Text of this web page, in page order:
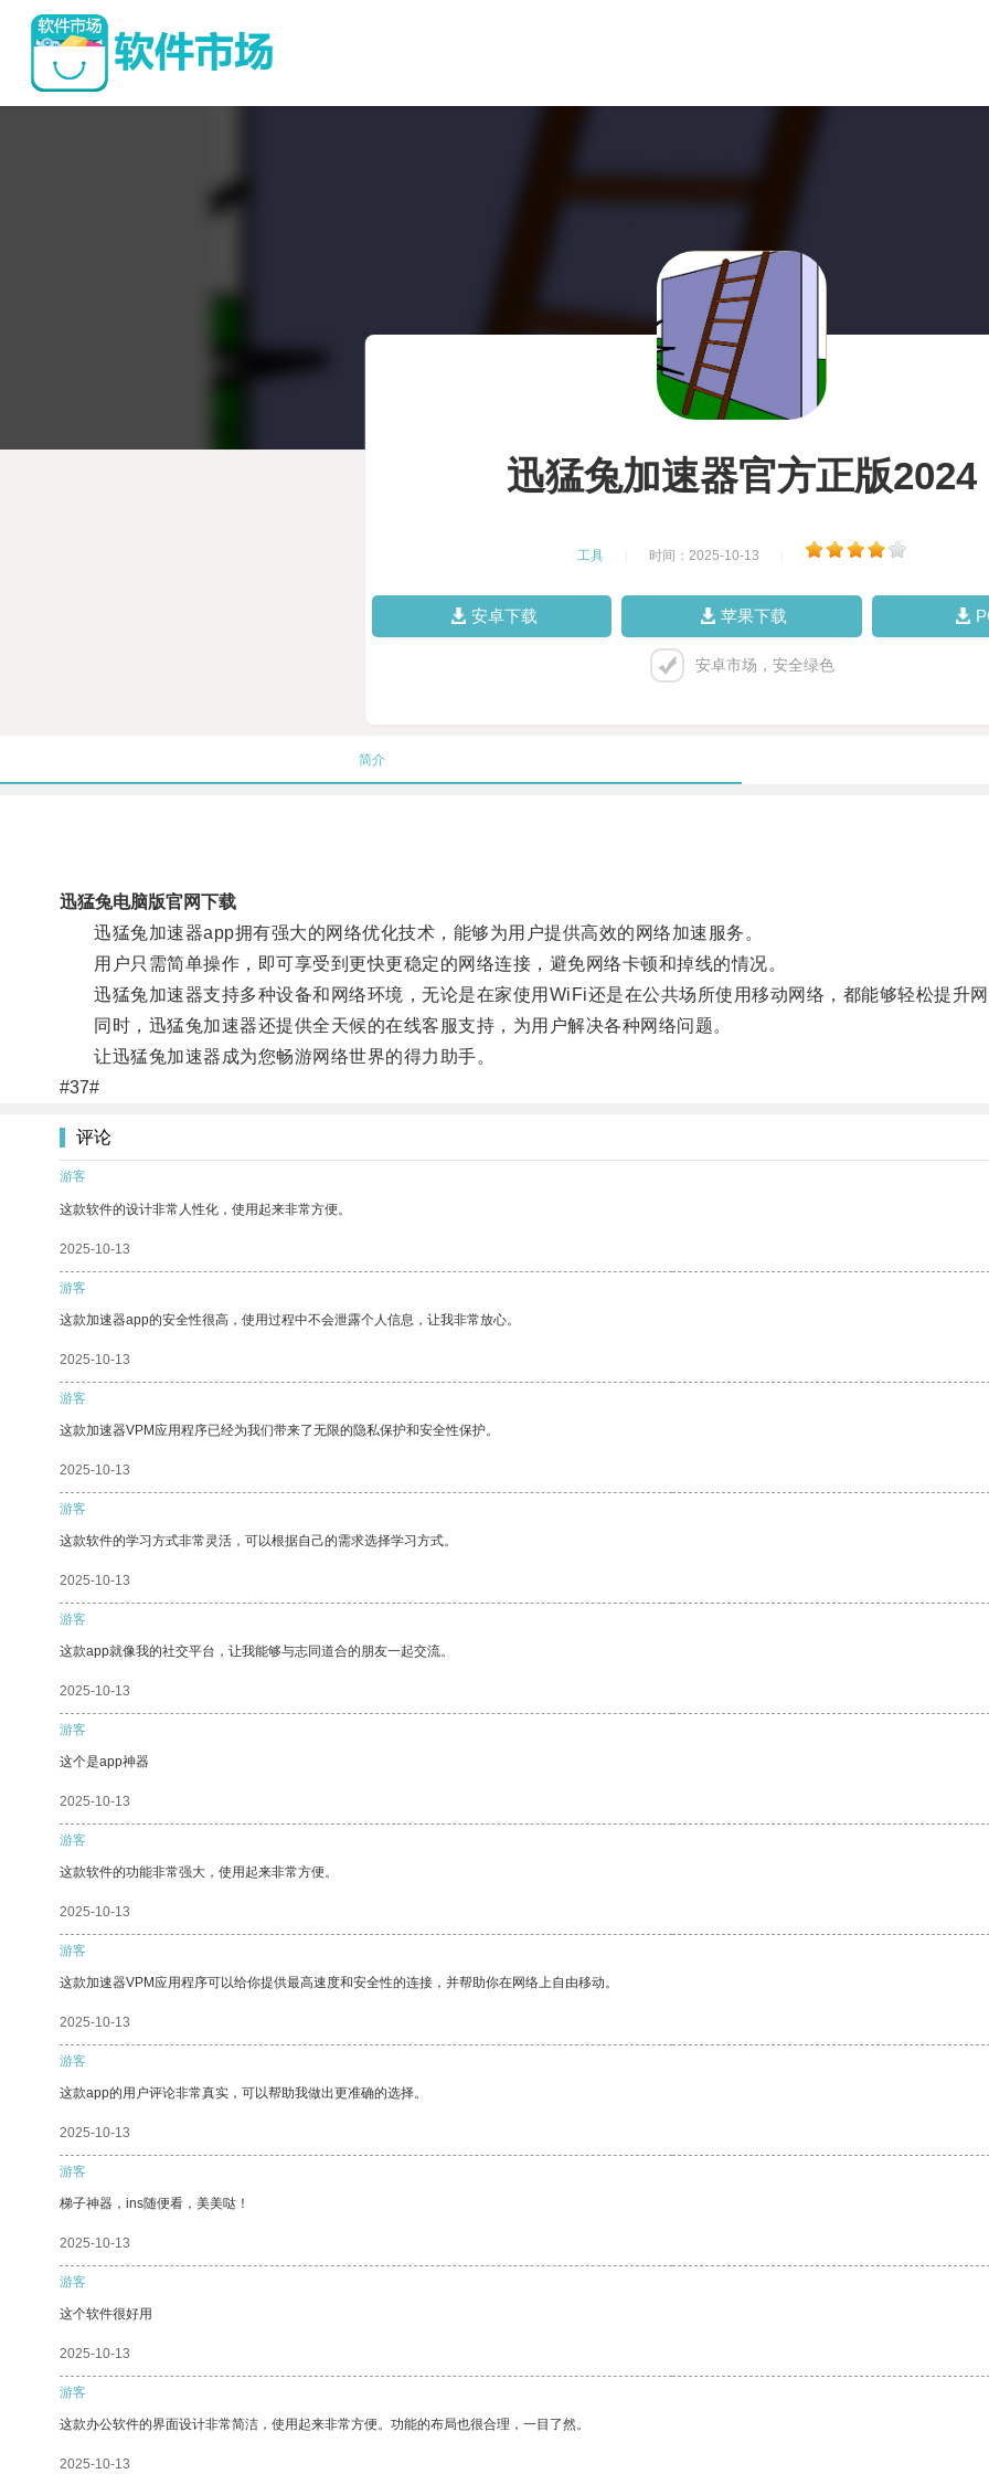
迅猛兔加速器官方正版2024
工具 时间：2025-10-13
安卓下载 苹果下载
安卓市场，安全绿色
简介
迅猛兔电脑版官网下载
迅猛兔加速器app拥有强大的网络优化技术，能够为用户提供高效的网络加速服务。
用户只需简单操作，即可享受到更快更稳定的网络连接，避免网络卡顿和掉线的情况。
迅猛兔加速器支持多种设备和网络环境，无论是在家使用WiFi还是在公共场所使用移动网络，都能够轻松提升网
同时，迅猛兔加速器还提供全天候的在线客服支持，为用户解决各种网络问题。
让迅猛兔加速器成为您畅游网络世界的得力助手。
#37#
评论
游客
这款软件的设计非常人性化，使用起来非常方便。
2025-10-13
游客
这款加速器app的安全性很高，使用过程中不会泄露个人信息，让我非常放心。
2025-10-13
游客
这款加速器VPM应用程序已经为我们带来了无限的隐私保护和安全性保护。
2025-10-13
游客
这款软件的学习方式非常灵活，可以根据自己的需求选择学习方式。
2025-10-13
游客
这款app就像我的社交平台，让我能够与志同道合的朋友一起交流。
2025-10-13
游客
这个是app神器
2025-10-13
游客
这款软件的功能非常强大，使用起来非常方便。
2025-10-13
游客
这款加速器VPM应用程序可以给你提供最高速度和安全性的连接，并帮助你在网络上自由移动。
2025-10-13
游客
这款app的用户评论非常真实，可以帮助我做出更准确的选择。
2025-10-13
游客
梯子神器，ins随便看，美美哒！
2025-10-13
游客
这个软件很好用
2025-10-13
游客
这款办公软件的界面设计非常简洁，使用起来非常方便。功能的布局也很合理，一目了然。
2025-10-13